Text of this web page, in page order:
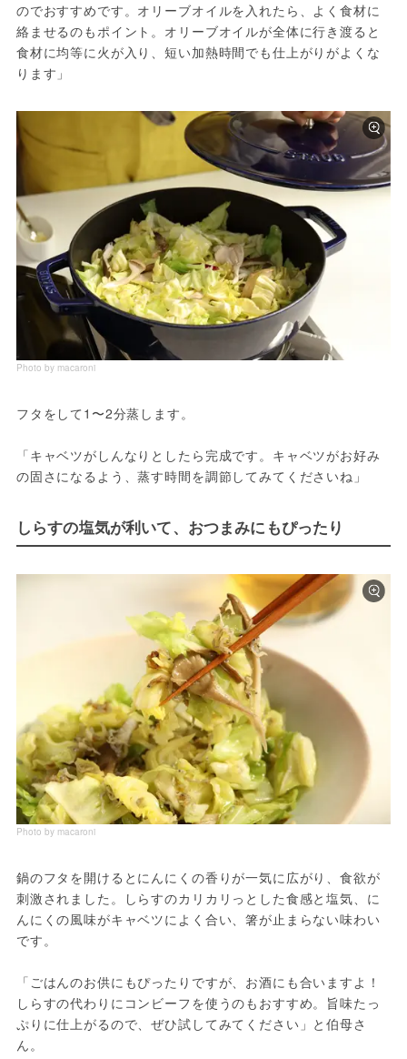
のでおすすめです。オリーブオイルを入れたら、よく食材に
絡ませるのもポイント。オリーブオイルが全体に行き渡ると
食材に均等に火が入り、短い加熱時間でも仕上がりがよくな
ります」
Photo by macaroni
フタをして1〜2分蒸します。
「キャベツがしんなりとしたら完成です。キャベツがお好み
の固さになるよう、蒸す時間を調節してみてくださいね」
しらすの塩気が利いて、おつまみにもぴったり
Photo by macaroni
鍋のフタを開けるとにんにくの香りが一気に広がり、食欲が
刺激されました。しらすのカリカリっとした食感と塩気、に
んにくの風味がキャベツによく合い、箸が止まらない味わい
です。
「ごはんのお供にもぴったりですが、お酒にも合いますよ！
しらすの代わりにコンビーフを使うのもおすすめ。旨味たっ
ぷりに仕上がるので、ぜひ試してみてください」と伯母さ
ん。